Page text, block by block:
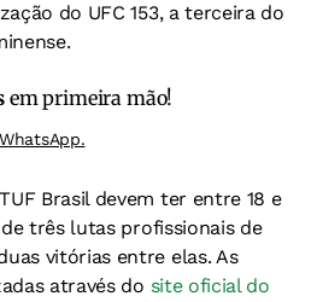
do UFC 153, a terceira do
em primeira mão!
Brasil devem ter entre 18 e
três lutas profissionais de
vitórias entre elas. As
através do site oficial do